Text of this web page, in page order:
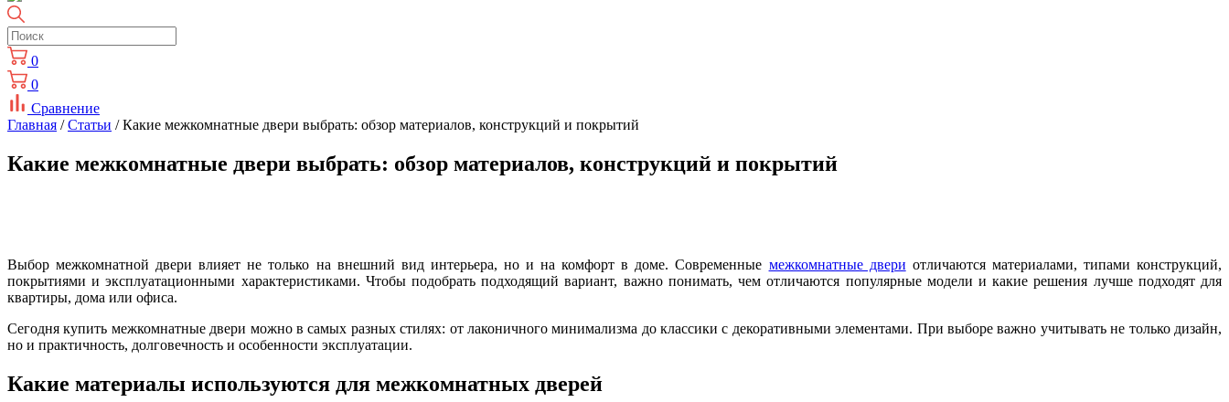
0
0
Сравнение
Главная /Статьи / Какие межкомнатные двери выбрать: обзор материалов, конструкций и покрытий
Какие межкомнатные двери выбрать: обзор материалов, конструкций и покрытий
Выбор межкомнатной двери влияет не только на внешний вид интерьера, но и на комфорт в доме. Современные межкомнатные двери отличаются материалами, типами конструкций,
покрытиями и эксплуатационными характеристиками. Чтобы подобрать подходящий вариант, важно понимать, чем отличаются популярные модели и какие решения лучше подходят для
квартиры, дома или офиса.
Сегодня купить межкомнатные двери можно в самых разных стилях: от лаконичного минимализма до классики с декоративными элементами. При выборе важно учитывать не только дизайн,
но и практичность, долговечность и особенности эксплуатации.
Какие материалы используются для межкомнатных дверей